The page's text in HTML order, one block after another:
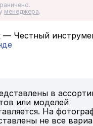
менеджера.
— Честный
в
или моделей
На
не все